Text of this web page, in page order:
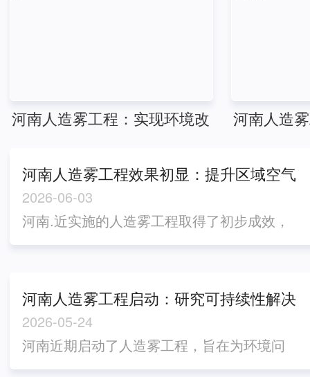
河南人造雾工程：实现环境改
河南人造
河南人造雾工程效果初显：提升区域空气
质量
2026-06-03
河南.近实施的人造雾工程取得了初步成效，
这一新颖而..的技术在提升区域空气质量方面
气，有助于吸附空气中的颗粒物和有害物
质，有效改善了周边地区的空气质量。这项
工程的成功应用使当地居民感受到了明显的
河南人造雾工程启动：研究可持续性解决
方案
2026-05-24
河南近期启动了人造雾工程，旨在为环境问
题寻找可持续性解决方案。这一项目被视为